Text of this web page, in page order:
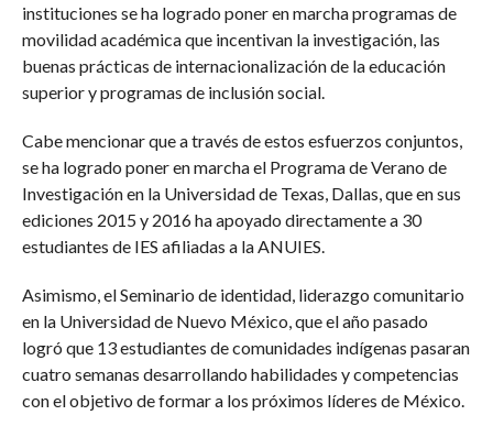
instituciones se ha logrado poner en marcha programas de
movilidad académica que incentivan la investigación, las
buenas prácticas de internacionalización de la educación
superior y programas de inclusión social.
Cabe mencionar que a través de estos esfuerzos conjuntos,
se ha logrado poner en marcha el Programa de Verano de
Investigación en la Universidad de Texas, Dallas, que en sus
ediciones 2015 y 2016 ha apoyado directamente a 30
estudiantes de IES afiliadas a la ANUIES.
Asimismo, el Seminario de identidad, liderazgo comunitario
en la Universidad de Nuevo México, que el año pasado
logró que 13 estudiantes de comunidades indígenas pasaran
cuatro semanas desarrollando habilidades y competencias
con el objetivo de formar a los próximos líderes de México.